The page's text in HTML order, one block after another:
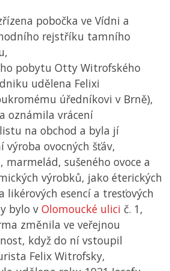
pobočka ve Vídni a
rejstříku tamního
pobytu Otty Witrofského
udělena Felixi
úředníkovi v Brně),
oznámila vrácení
na obchod a byla jí
výroba ovocných šťáv,
marmelád, sušeného ovoce a
výrobků, jako éterických
likérových esencí a tresťových
bylo v Olomoucké ulici č. 1,
změnila ve veřejnou
když do ní vstoupil
Felix Witrofsky,